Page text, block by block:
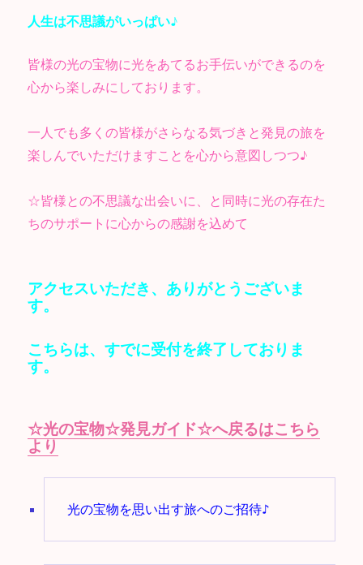
人生は不思議がいっぱい♪
皆様の光の宝物に光をあてるお手伝いができるのを
心から楽しみにしております。
一人でも多くの皆様がさらなる気づきと発見の旅を
楽しんでいただけますことを心から意図しつつ♪
☆皆様との不思議な出会いに、と同時に光の存在た
ちのサポートに心からの感謝を込めて
アクセスいただき、ありがとうございま
す。
こちらは、すでに受付を終了しておりま
す。
☆光の宝物☆発見ガイド☆へ戻るはこちら
より
光の宝物を思い出す旅へのご招待♪